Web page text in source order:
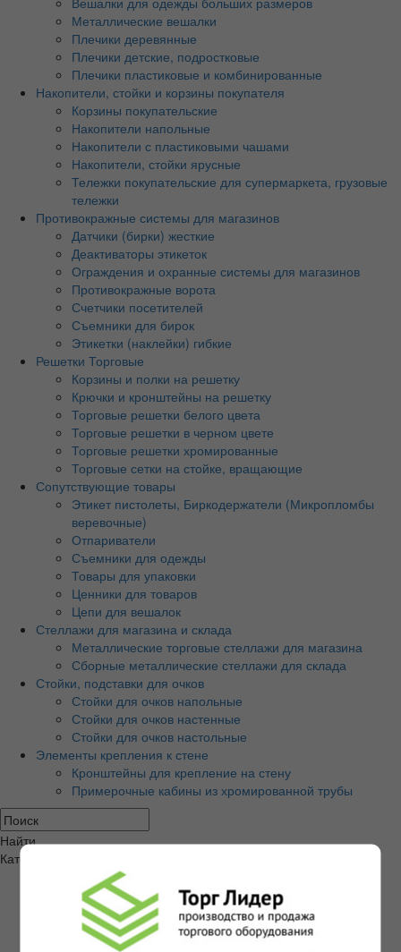
Металлические вешалки
Плечики деревянные
Плечики детские, подростковые
Плечики пластиковые и комбинированные
Накопители, стойки и корзины покупателя
Корзины покупательские
Накопители напольные
Накопители с пластиковыми чашами
Накопители, стойки ярусные
Тележки покупательские для супермаркета, грузовые
тележки
Противокражные системы для магазинов
Датчики (бирки) жесткие
Деактиваторы этикеток
Ограждения и охранные системы для магазинов
Противокражные ворота
Счетчики посетителей
Съемники для бирок
Этикетки (наклейки) гибкие
Решетки Торговые
Корзины и полки на решетку
Крючки и кронштейны на решетку
Торговые решетки белого цвета
Торговые решетки в черном цвете
Торговые решетки хромированные
Торговые сетки на стойке, вращающие
Сопутствующие товары
Этикет пистолеты, Биркодержатели (Микропломбы
веревочные)
Отпариватели
Съемники для одежды
Товары для упаковки
Ценники для товаров
Цепи для вешалок
Стеллажи для магазина и склада
Металлические торговые стеллажи для магазина
Сборные металлические стеллажи для склада
Стойки, подставки для очков
Стойки для очков напольные
Стойки для очков настенные
Стойки для очков настольные
Элементы крепления к стене
Кронштейны для крепление на стену
Примерочные кабины из хромированной трубы
Найти
Категории товаров
Экономпанели и аксессуары